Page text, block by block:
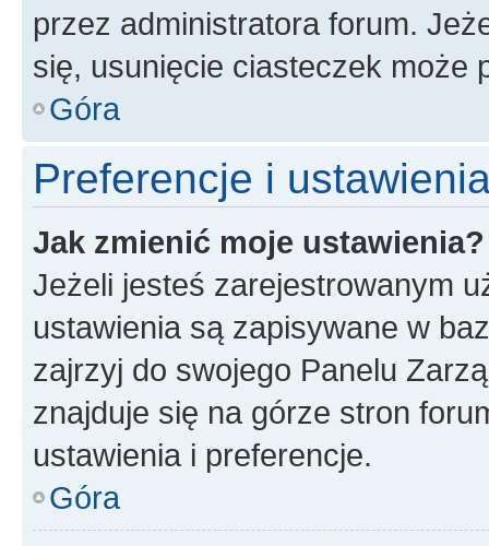
przez administratora forum.
się, usunięcie ciasteczek może
Góra
Preferencje i
Jak zmienić moje ustawienia?
Jeżeli jesteś zarejestrowanym
ustawienia są zapisywane w
zajrzyj do swojego Panelu
znajduje się na górze stron
ustawienia i preferencje.
Góra